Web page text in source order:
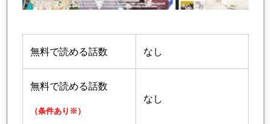
無料で読める話数 なし
無料で読める話数
（条件あり※）
なし